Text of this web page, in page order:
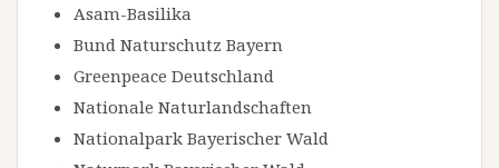
Asam-Basilika
Bund Naturschutz Bayern
Greenpeace Deutschland
Nationale Naturlandschaften
Nationalpark Bayerischer Wald